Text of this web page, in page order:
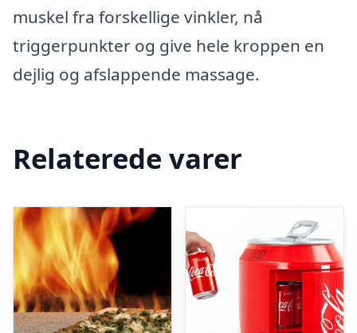
muskel fra forskellige vinkler, nå
triggerpunkter og give hele kroppen en
dejlig og afslappende massage.
Relaterede varer